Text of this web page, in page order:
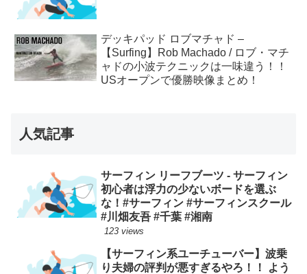
デッキパッド ロブマチャド –
【Surfing】Rob Machado / ロブ・マチ
ャドの小波テクニックは一味違う！！
USオープンで優勝映像まとめ！
人気記事
サーフィン リーフブーツ - サーフィン
初心者は浮力の少ないボードを選ぶ
な！#サーフィン #サーフィンスクール
#川畑友吾 #千葉 #湘南
123 views
【サーフィン系ユーチューバー】波乗
り夫婦の評判が悪すぎるやろ！！ よう